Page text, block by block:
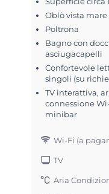
Oblò vista mare
Poltrona
Bagno con
asciugacapelli
Confortevole
singoli (su
TV interattiva,
connessione
minibar
Wi-Fi (a
TV
Aria